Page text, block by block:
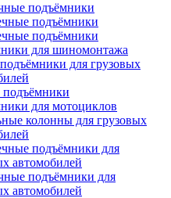
подъёмники
подъёмники
подъёмники
для шиномонтажа
для грузовых
для мотоциклов
колонны для грузовых
подъёмники для
автомобилей
подъёмники для
автомобилей